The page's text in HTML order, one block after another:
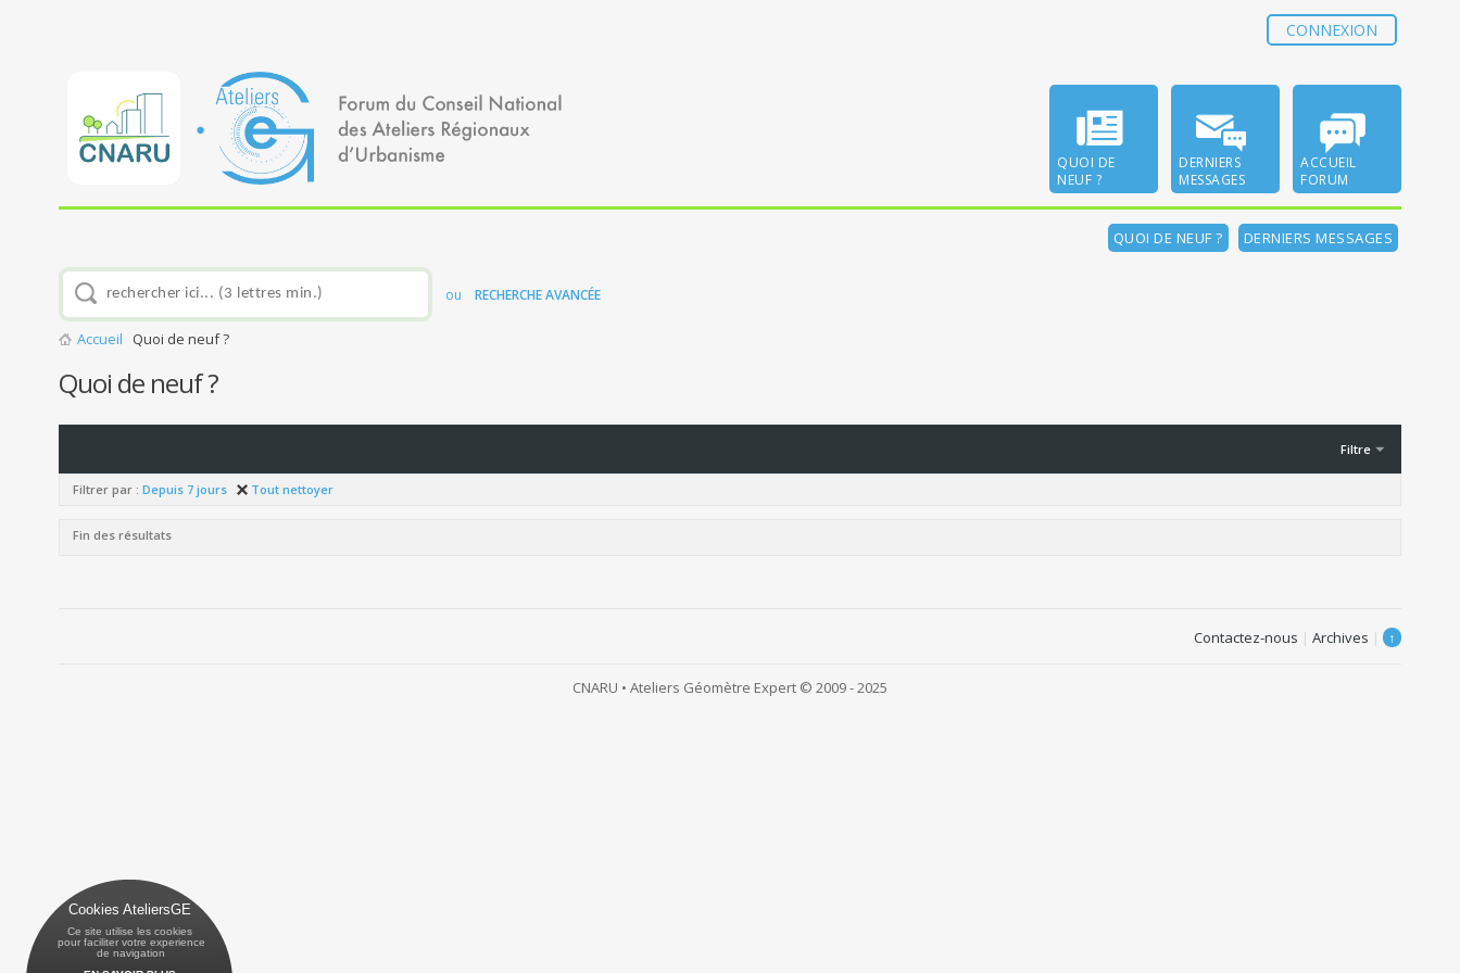
CONNEXION
QUOI DE
NEUF ?
QUOI DE NEUF ? DERNIERS MESSAGES
DERNIERS
MESSAGES
ACCUEIL
FORUM
ou RECHERCHE AVANCÉE
Accueil Quoi de neuf ?
Quoi de neuf ?
Filtre
Filtrer par : Depuis 7 jours Tout nettoyer
Fin des résultats
Contactez-nous |Archives | ↑
CNARU • Ateliers Géomètre Expert © 2009 - 2025
Cookies AteliersGE
Ce site utilise les cookies
pour faciliter votre experience
de navigation